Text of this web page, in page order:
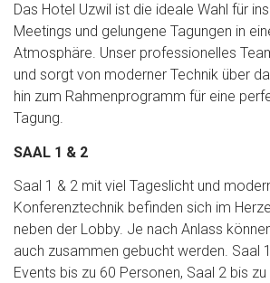
Das Hotel Uzwil ist die ideale Wahl für
Meetings und gelungene Tagungen in
Atmosphäre. Unser professionelles
und sorgt von moderner Technik über
hin zum Rahmenprogramm für eine
Tagung.
SAAL 1 & 2
Saal 1 & 2 mit viel Tageslicht und
Konferenztechnik befinden sich im
neben der Lobby. Je nach Anlass
auch zusammen gebucht werden. Saal
Events bis zu 60 Personen, Saal 2 bis